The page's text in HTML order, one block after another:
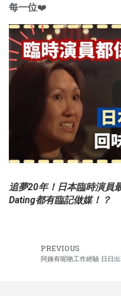
每一位❤️
追夢20年！日本臨時演員
Dating都有臨記做媒！？
PREVIOUS